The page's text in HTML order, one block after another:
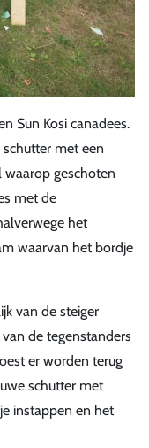
Sun Kosi canadees.
met een
waarop geschoten
met de
het
waarvan het bordje
van de steiger
de tegenstanders
er worden terug
schutter met
instappen en het